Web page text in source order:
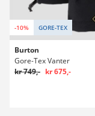
-10% GORE-TEX
Burton
Gore-Tex Vanter
kr 749,- kr 675,-